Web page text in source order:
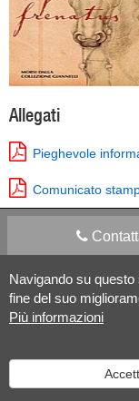
Navigando su
fine del suo
Più informazioni
Allegati
Pieghevole
Comunicato
Apps